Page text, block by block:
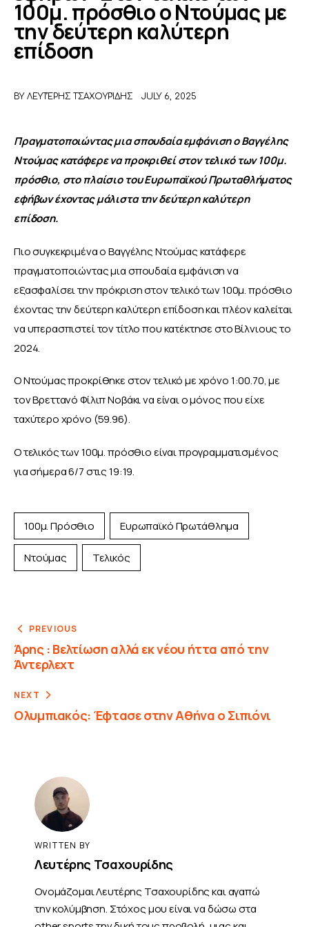
ΑΦΙΕΡΩΜΑΤΑ
100μ. πρόσθιο ο Ντούμας με
την δεύτερη καλύτερη
επίδοση
BY ΛΕΥΤΈΡΗΣ ΤΣΑΧΟΥΡΊΔΗΣ JULY 6, 2025
Πραγματοποιώντας μια σπουδαία εμφάνιση ο Βαγγέλης
Ντούμας κατάφερε να προκριθεί στον τελικό των 100μ.
πρόσθιο, στο πλαίσιο του Ευρωπαϊκού Πρωταθλήματος
εφήβων έχοντας μάλιστα την δεύτερη καλύτερη
επίδοση.
Πιο συγκεκριμένα ο Βαγγέλης Ντούμας κατάφερε
πραγματοποιώντας μια σπουδαία εμφάνιση να
εξασφαλίσει την πρόκριση στον τελικό των 100μ. πρόσθιο
έχοντας την δεύτερη καλύτερη επίδοση και πλέον καλείται
να υπερασπιστεί τον τίτλο που κατέκτησε στο Βίλνιους το
2024.
Ο Ντούμας προκρίθηκε στον τελικό με χρόνο 1:00.70, με
τον Βρεττανό Φίλιπ Νοβάκι να είναι ο μόνος που είχε
ταχύτερο χρόνο (59.96).
Ο τελικός των 100μ. πρόσθιο είναι προγραμματισμένος
για σήμερα 6/7 στις 19:19.
100μ. Πρόσθιο Ευρωπαϊκό Πρωτάθλημα
Ντούμας Τελικός
PREVIOUS
Άρης : Βελτίωση αλλά εκ νέου ήττα από την
Άντερλεχτ
NEXT
Ολυμπιακός: Έφτασε στην Αθήνα ο Σιπιόνι
WRITTEN BY
Λευτέρης Τσαχουρίδης
Ονομάζομαι Λευτέρης Τσαχουρίδης και αγαπώ
την κολύμβηση. Στόχος μου είναι να δώσω στα